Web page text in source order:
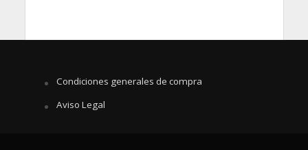
Condiciones generales de compra
Aviso Legal